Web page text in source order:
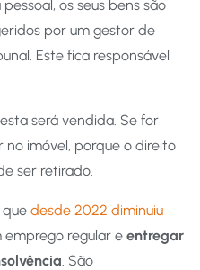
os seus bens são
por um gestor de
Este fica responsável
será vendida. Se for
imóvel, porque o direito
ser retirado.
que desde 2022 diminuiu
emprego regular e entregar
. São